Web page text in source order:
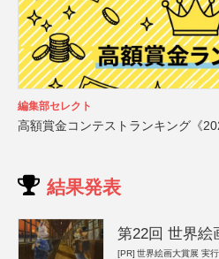
編集部セレクト
高額賞金コンテストランキング《
結果発表
第22回 世界絵
[PR] 世界絵画大賞展 実